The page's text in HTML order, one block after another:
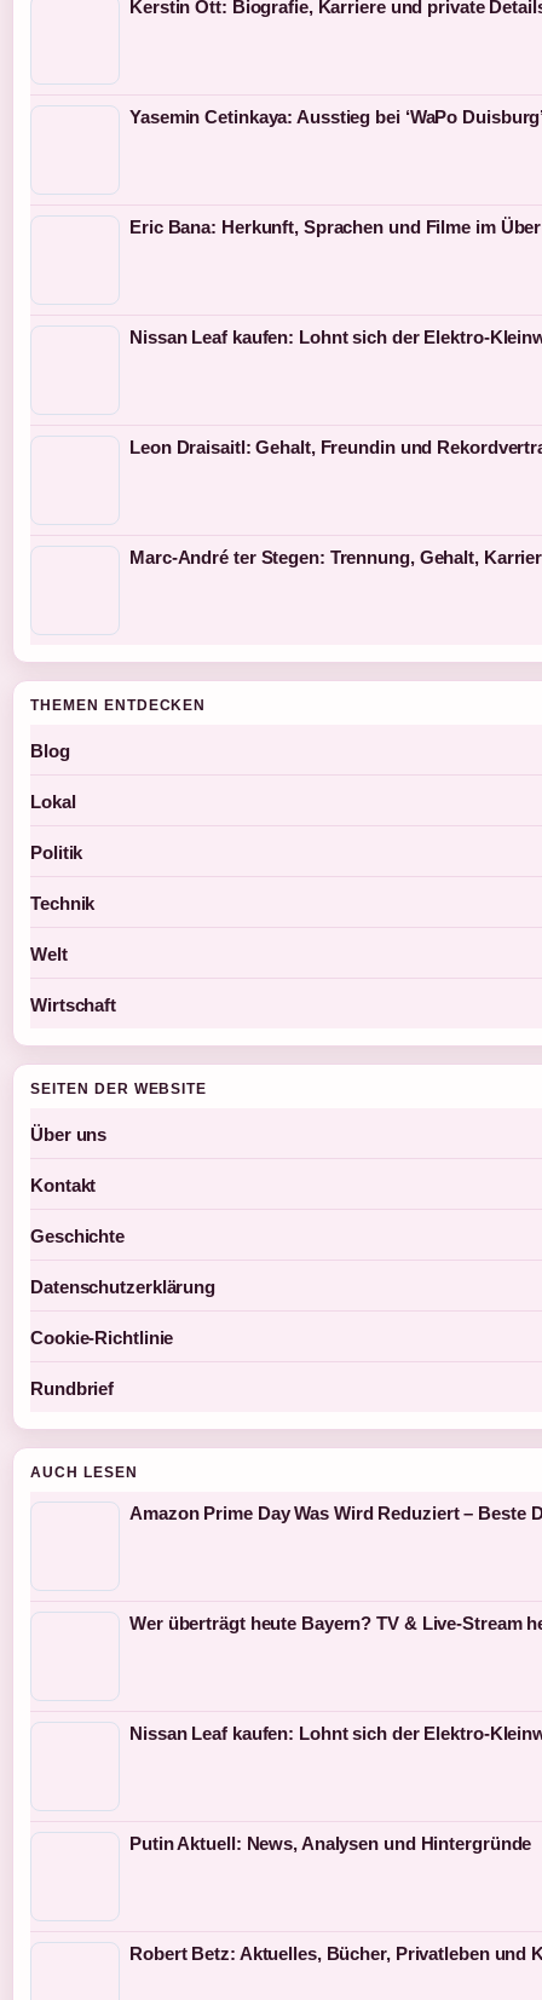
Kerstin Ott: Biografie, Karriere und private
Yasemin Cetinkaya: Ausstieg bei ‘WaPo
Eric Bana: Herkunft, Sprachen und Filme im
Nissan Leaf kaufen: Lohnt sich der Elektro-
Leon Draisaitl: Gehalt, Freundin und
Marc-André ter Stegen: Trennung, Gehalt,
THEMEN ENTDECKEN
Blog
Lokal
Politik
Technik
Welt
Wirtschaft
SEITEN DER WEBSITE
Über uns
Kontakt
Geschichte
Datenschutzerklärung
Cookie-Richtlinie
Rundbrief
AUCH LESEN
Amazon Prime Day Was Wird Reduziert – Beste
Wer überträgt heute Bayern? TV & Live-Stream
Nissan Leaf kaufen: Lohnt sich der Elektro-
Putin Aktuell: News, Analysen und Hintergründe
Robert Betz: Aktuelles, Bücher, Privatleben und